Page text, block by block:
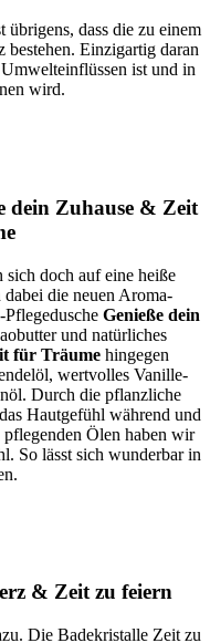
übrigens, dass die zu einem
bestehen. Einzigartig daran
ist und in
wird.
dein Zuhause & Zeit
doch auf eine heiße
die neuen Aroma-
Genieße dein
und natürliches
für Träume hingegen
wertvolles Vanille-
Durch die pflanzliche
Hautgefühl während und
Ölen haben wir
So lässt sich wunderbar in
& Zeit zu feiern
Die Badekristalle Zeit zu